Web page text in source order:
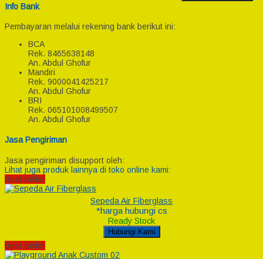
Info Bank
Pembayaran melalui rekening bank berikut ini:
BCA
Rek. 8465638148
An. Abdul Ghofur
Mandiri
Rek. 9000041425217
An. Abdul Ghofur
BRI
Rek. 065101008499507
An. Abdul Ghofur
Jasa Pengiriman
Jasa pengiriman disupport oleh:
Lihat juga produk lainnya di toko online kami:
Best Seller
Sepeda Air Fiberglass
*harga hubungi cs
Ready Stock
Hubungi Kami
Best Seller